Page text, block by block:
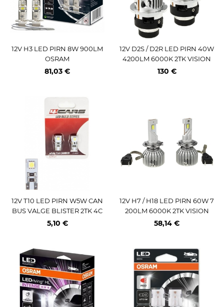
12V H3 LED PIRN 8W 900LM
OSRAM
81,03 €
12V D2S / D2R LED PIRN 40W
4200LM 6000K 2TK VISION
130 €
12V T10 LED PIRN W5W CAN
BUS VALGE BLISTER 2TK 4C
ARS
5,10 €
12V H7 / H18 LED PIRN 60W 7
200LM 6000K 2TK VISION
58,14 €